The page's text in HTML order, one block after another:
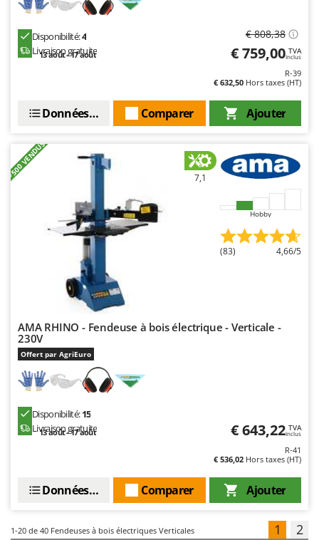
Disponibilité:4
Livraison gratuite
13 août - 17 août
€ 808,38
€ 759,00 TVA
Inclus
R-39
€ 632,50 Hors taxes (HT)
Ajouter
Comparer
Données techniques
+500 VENDUS 7,1
Hobby
(83) 4,66/5
AMA RHINO - Fendeuse à bois électrique - Verticale -
230V
Offert par AgriEuro
Disponibilité:15
Livraison gratuite
13 août - 17 août € 643,22 TVA
Inclus
R-41
€ 536,02 Hors taxes (HT)
Ajouter
Comparer
Données techniques
1-20 de 40 Fendeuses à bois électriques Verticales 1 2